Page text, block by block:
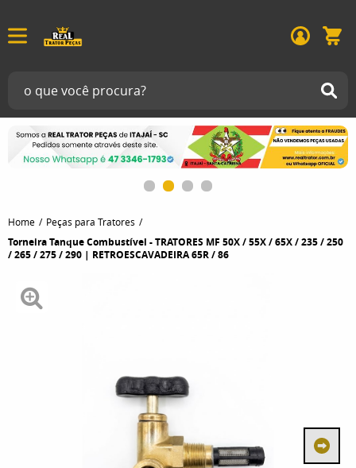
Home Peças para Tratores
Torneira Tanque Combustível - TRATORES MF 50X / 55X / 65X / 235 / 250
/ 265 / 275 / 290 | RETROESCAVADEIRA 65R / 86